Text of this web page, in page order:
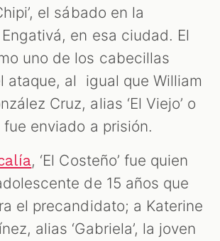
el sábado en la
en esa ciudad. El
uno de los cabecillas
ataque, al igual que William
Cruz, alias ‘El Viejo’ o
fue enviado a prisión.
, ‘El Costeño’ fue quien
de 15 años que
el precandidato; a Katerine
alias ‘Gabriela’, la joven